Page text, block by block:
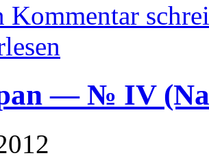
Kommentar
— № IV